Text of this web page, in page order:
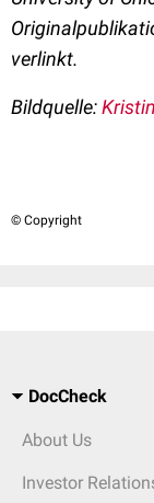
verlinkt.
Bildquelle:
© Copyright
DocCheck
About Us
Investor